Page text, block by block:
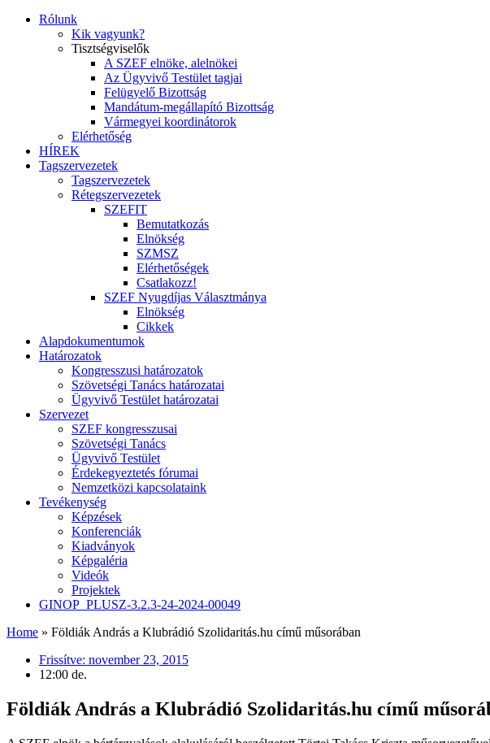
Rólunk
Kik vagyunk?
Tisztségviselők
A SZEF elnöke, alelnökei
Az Ügyvivő Testület tagjai
Felügyelő Bizottság
Mandátum-megállapító Bizottság
Vármegyei koordinátorok
Elérhetőség
HÍREK
Tagszervezetek
Tagszervezetek
Rétegszervezetek
SZEFIT
Bemutatkozás
Elnökség
SZMSZ
Elérhetőségek
Csatlakozz!
SZEF Nyugdíjas Választmánya
Elnökség
Cikkek
Alapdokumentumok
Határozatok
Kongresszusi határozatok
Szövetségi Tanács határozatai
Ügyvivő Testület határozatai
Szervezet
SZEF kongresszusai
Szövetségi Tanács
Ügyvivő Testület
Érdekegyeztetés fórumai
Nemzetközi kapcsolataink
Tevékenység
Képzések
Konferenciák
Kiadványok
Képgaléria
Videók
Projektek
GINOP_PLUSZ-3.2.3-24-2024-00049
Home » Földiák András a Klubrádió Szolidaritás.hu című műsorában
Frissítve: november 23, 2015
12:00 de.
Földiák András a Klubrádió Szolidaritás.hu című